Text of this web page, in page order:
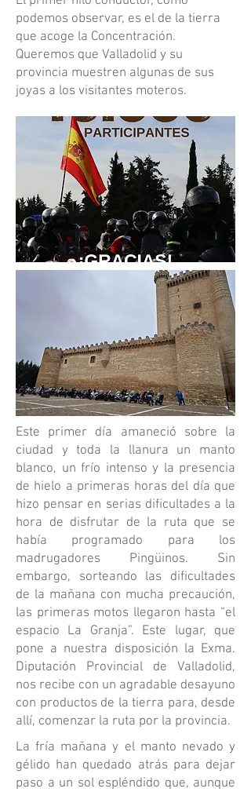
podemos observar, es el de la tierra
que acoge la Concentración.
Queremos que Valladolid y su
provincia muestren algunas de sus
joyas a los visitantes moteros.
Este primer día amaneció sobre la
ciudad y toda la llanura un manto
blanco, un frío intenso y la presencia
de hielo a primeras horas del día que
hizo pensar en serias dificultades a la
hora de disfrutar de la ruta que se
había programado para los
madrugadores Pingüinos. Sin
embargo, sorteando las dificultades
de la mañana con mucha precaución,
las primeras motos llegaron hasta “el
espacio La Granja”. Este lugar, que
pone a nuestra disposición la Exma.
Diputación Provincial de Valladolid,
nos recibe con un agradable desayuno
con productos de la tierra para, desde
allí, comenzar la ruta por la provincia.
La fría mañana y el manto nevado y
gélido han quedado atrás para dejar
paso a un sol espléndido que, aunque